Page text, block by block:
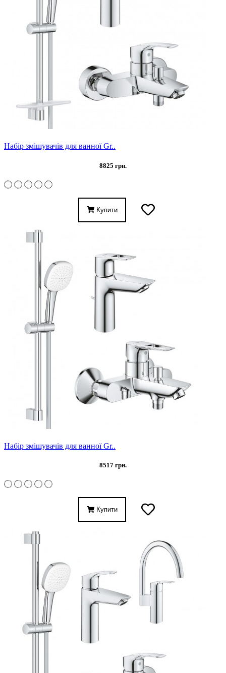
Набір змішувачів для ванної Gr..
8825 грн.
Купити
Набір змішувачів для ванної Gr..
8517 грн.
Купити